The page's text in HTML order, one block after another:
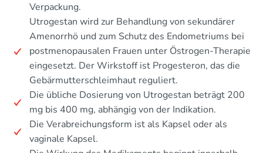
Verpackung.
Utrogestan wird zur Behandlung von sekundärer
Amenorrhö und zum Schutz des Endometriums bei
postmenopausalen Frauen unter Östrogen-Therapie
eingesetzt. Der Wirkstoff ist Progesteron, das die
Gebärmutterschleimhaut reguliert.
Die übliche Dosierung von Utrogestan beträgt 200
mg bis 400 mg, abhängig von der Indikation.
Die Verabreichungsform ist als Kapsel oder als
vaginale Kapsel.